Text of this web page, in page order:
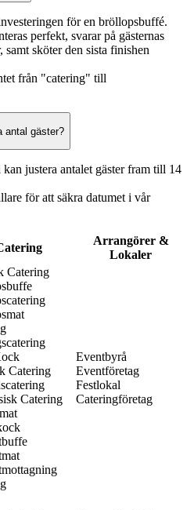
för en bröllopsbuffé.
perfekt, svarar på gästernas
sköter den sista finishen
från "catering" till
antal gäster?
justera antalet gäster fram till 14
för att säkra datumet i vår
Arrangörer &
Lokaler
Catering
Catering
Catering
Eventbyrå
Eventföretag
Festlokal
Cateringföretag